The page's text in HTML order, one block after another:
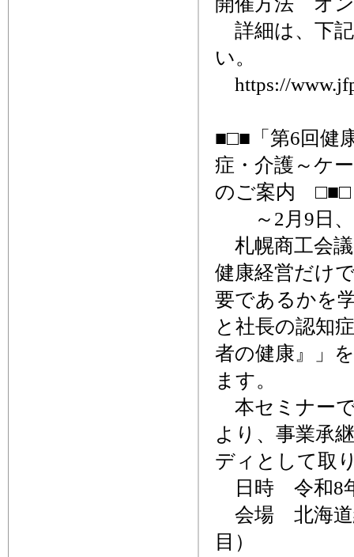
詳細は、下
い。
https://
■□■「第6回健
症・介護～ケ
のご案内 □■□
～2月9日、
札幌商工会
健康経営だけ
要であるかを
と社長の認知
者の健康』」
ます。
本セミナー
より、事業承
ディとして取
日時 令和8年
会場 北海道
目）